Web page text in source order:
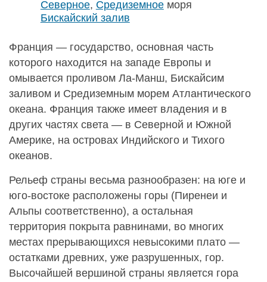
Северное, Средиземноеморя
Бискайский залив
Франция — государство, основная часть
которого находится на западе Европы и
омывается проливом Ла-Манш, Бискайсим
заливом и Средиземным морем Атлантического
океана. Франция также имеет владения и в
других частях света — в Северной и Южной
Америке, на островах Индийского и Тихого
океанов.
Рельеф страны весьма разнообразен: на юге и
юго-востоке расположены горы (Пиренеи и
Альпы соответственно), а остальная
территория покрыта равнинами, во многих
местах прерывающихся невысокими плато —
остатками древних, уже разрушенных, гор.
Высочайшей вершиной страны является гора